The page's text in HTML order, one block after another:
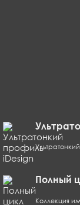
Полный
Коллекция